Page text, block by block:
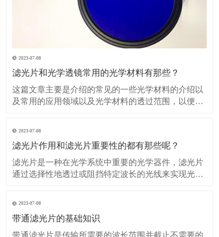
2023-07-08
滤光片和光学透镜常用的光学材料有那些？
这篇文章主要是介绍的常见的一些光学材料的介绍以
及常用的应用领域以及光学材料的透过范围，以便在
膨胀系数较大，不推荐用于温度敏感的领域应用，在
可见光
2023-07-08
滤光片作用和滤光片重要性的都有那些呢？
滤光片是一种在光学系统中重要的光学器件，滤光片
通过选择性地透过或阻挡特定波长的光线来实现光的
片对光的控制和调节： 滤光片可以选择性地透过或阻
挡特
2023-07-08
带通滤光片的基础知识